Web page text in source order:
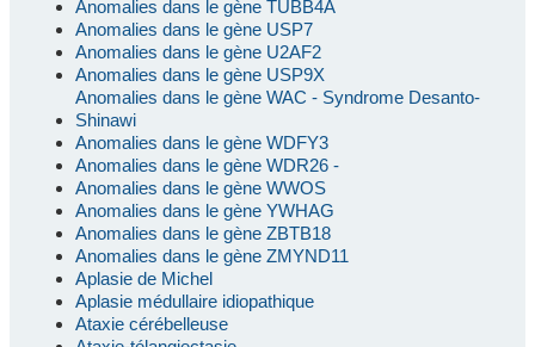
Anomalies dans le gène TUBB4A
Anomalies dans le gène USP7
Anomalies dans le gène U2AF2
Anomalies dans le gène USP9X
Anomalies dans le gène WAC - Syndrome Desanto-
Shinawi
Anomalies dans le gène WDFY3
Anomalies dans le gène WDR26 -
Anomalies dans le gène WWOS
Anomalies dans le gène YWHAG
Anomalies dans le gène ZBTB18
Anomalies dans le gène ZMYND11
Aplasie de Michel
Aplasie médullaire idiopathique
Ataxie cérébelleuse